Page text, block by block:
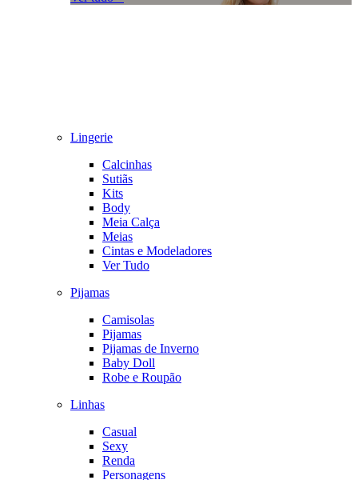
Lingerie
Calcinhas
Sutiãs
Kits
Body
Meia Calça
Meias
Cintas e Modeladores
Ver Tudo
Pijamas
Camisolas
Pijamas
Pijamas de Inverno
Baby Doll
Robe e Roupão
Linhas
Casual
Sexy
Renda
Personagens